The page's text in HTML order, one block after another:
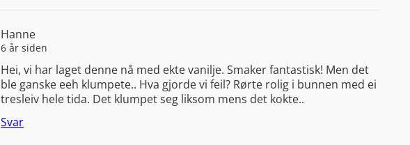
Hanne
6 år siden
Hei, vi har laget denne nå med ekte vanilje. Smaker fantastisk! Men det
ble ganske eeh klumpete.. Hva gjorde vi feil? Rørte rolig i bunnen med ei
tresleiv hele tida. Det klumpet seg liksom mens det kokte..
Svar